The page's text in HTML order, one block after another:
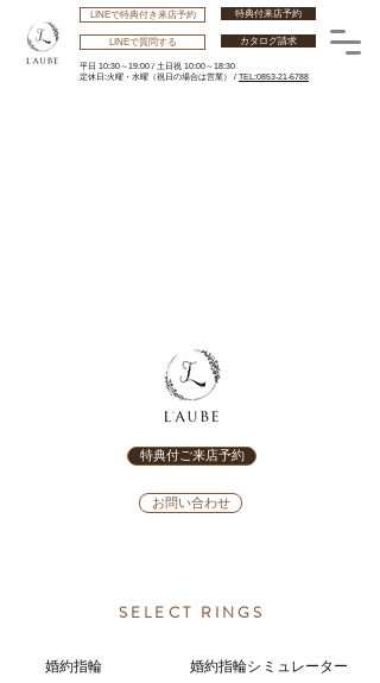
特典付来店予約
LINEで特典付き来店予約
カタログ請求
平日 10:30～19:00 / 土日祝 10:00～18:30
​定休日:火曜・水曜 （祝日の場合は営業） / TEL:0853-21-6788
LINEで質問する
特典付ご来店予約
お問い合わせ
SELECT RINGS
婚約指輪 婚約指輪シミュレーター